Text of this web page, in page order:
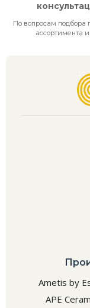
По вопросам подбора
ассортимента
Ametis by
APE